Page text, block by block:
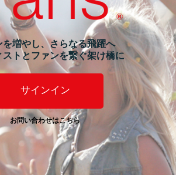
を増やし、さらなる飛躍へ
ストとファンを繋ぐ架け橋に
サインイン
お問い合わせはこちら